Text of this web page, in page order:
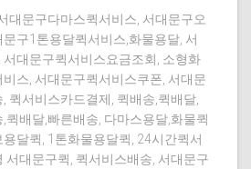
대문구다마스퀵서비스, 서대문구오
구1톤용달퀵서비스,화물용달, 서
대문구퀵서비스요금조회, 소형화
스, 서대문구퀵서비스쿠폰, 서대문
퀵서비스카드결제, 퀵배송,퀵배달,
퀵배달,빠른배송, 다마스용달,화물퀵
달퀵, 1톤화물용달퀵, 24시간퀵서
서대문구퀵, 퀵서비스배송, 서대문구